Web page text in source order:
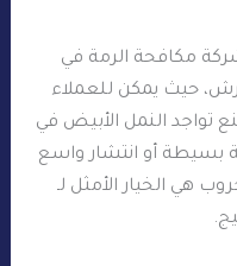
مكافحة الرمة في
حيث يمكن للعملاء
النمل الأبيض في
بسيطة أو انتشار واسع
هي الخيار الأمثل لـ